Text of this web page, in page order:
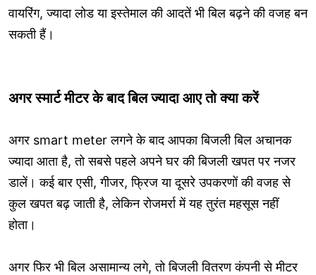
वायरिंग, ज्यादा लोड या इस्तेमाल की आदतें भी बिल बढ़ने की वजह बन
सकती हैं।
अगर स्मार्ट मीटर के बाद बिल ज्यादा आए तो क्या करें
अगर smart meter लगने के बाद आपका बिजली बिल अचानक
ज्यादा आता है, तो सबसे पहले अपने घर की बिजली खपत पर नजर
डालें। कई बार एसी, गीजर, फ्रिज या दूसरे उपकरणों की वजह से
कुल खपत बढ़ जाती है, लेकिन रोजमर्रा में यह तुरंत महसूस नहीं
होता।
अगर फिर भी बिल असामान्य लगे, तो बिजली वितरण कंपनी से मीटर